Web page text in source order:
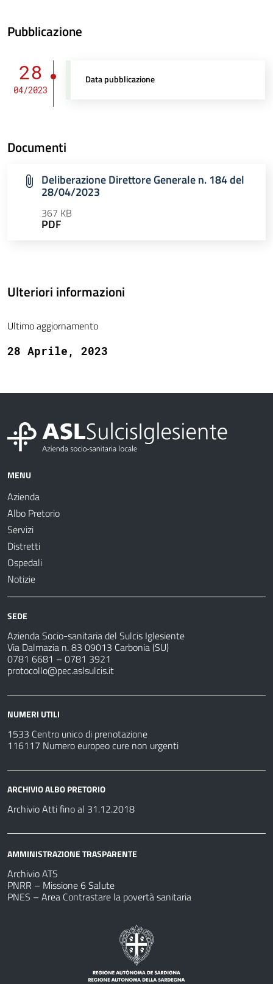
Pubblicazione
28
04/2023
Data pubblicazione
Documenti
Deliberazione Direttore Generale n. 184 del
28/04/2023
367 KB
PDF
Ulteriori informazioni
Ultimo aggiornamento
28 Aprile, 2023
MENU
Azienda
Albo Pretorio
Servizi
Distretti
Ospedali
Notizie
SEDE
Azienda Socio-sanitaria del Sulcis Iglesiente
Via Dalmazia n. 83 09013 Carbonia (SU)
0781 6681 – 0781 3921
protocollo@pec.aslsulcis.it
NUMERI UTILI
1533 Centro unico di prenotazione
116117 Numero europeo cure non urgenti
ARCHIVIO ALBO PRETORIO
Archivio Atti fino al 31.12.2018
AMMINISTRAZIONE TRASPARENTE
Archivio ATS
PNRR – Missione 6 Salute
PNES – Area Contrastare la povertà sanitaria